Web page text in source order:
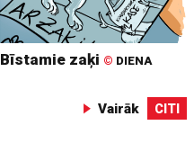
Bīstamie zaķi © DIENA
Vairāk CITI